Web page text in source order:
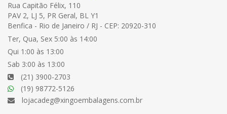
Rua Capitão Félix, 110
PAV 2, LJ 5, PR Geral, BL Y1
Benfica - Rio de Janeiro / RJ - CEP: 20920-310
Ter, Qua, Sex 5:00 às 14:00
Qui 1:00 às 13:00
Sab 3:00 às 13:00
(21) 3900-2703
(19) 98772-5126
lojacadeg@xingoembalagens.com.br